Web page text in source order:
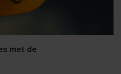
met de